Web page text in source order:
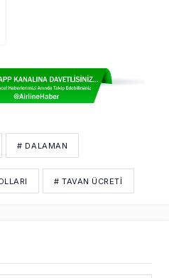
# DALAMAN
# TAVAN ÜCRETI